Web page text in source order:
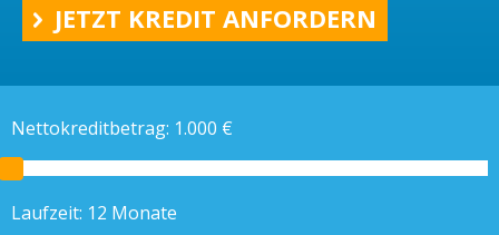
JETZT KREDIT ANFORDERN
Nettokreditbetrag: 1.000 €
Laufzeit: 12 Monate